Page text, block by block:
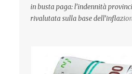
in busta paga: l’indennità
rivalutata sulla base
un’anzianità compresa tra 9 e 20